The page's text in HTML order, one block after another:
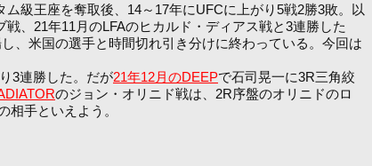
級王座を奪取後、14～17年にUFCに上がり5戦2勝3敗。以
、21年11月のLFAのヒカルド・ディアス戦と3連勝した
、米国の選手と時間切れ引き分けに終わっている。今回は
3連勝した。だが21年12月のDEEPで石司晃一に3R三角絞
のジョン・オリニド戦は、2R序盤のオリニドのロ
手といえよう。